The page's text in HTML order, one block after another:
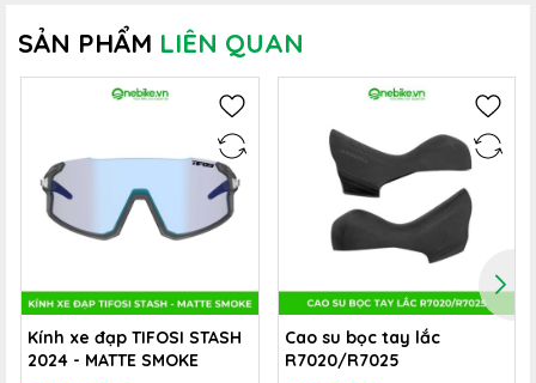
SẢN PHẨM LIÊN QUAN
Kính xe đạp TIFOSI STASH
2024 - MATTE SMOKE
Cao su bọc tay lắc
R7020/R7025